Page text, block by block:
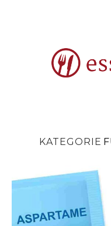
KATEGORIE